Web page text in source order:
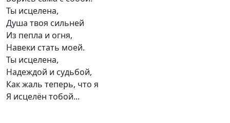
Ты исцелена,
Душа твоя сильней
Из пепла и огня,
Навеки стать моей.
Ты исцелена,
Надеждой и судьбой,
Как жаль теперь, что я
Я исцелён тобой...